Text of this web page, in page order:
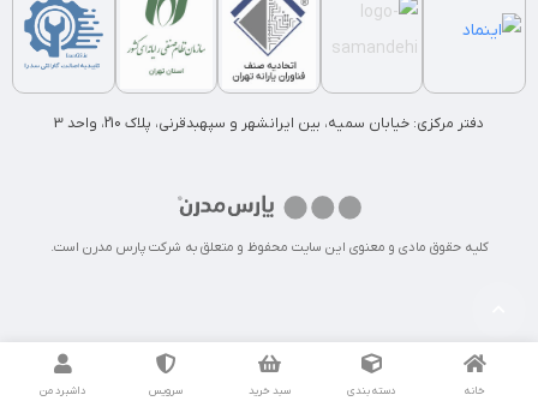
دفتر مرکزی: خیابان سمیه، بین ایرانشهر و سپهبدقرنی، پلاک 210، واحد 3
کلیه حقوق مادی و معنوی این سایت محفوظ و متعلق به شرکت پارس مدرن است.
خانه دسته بندی سبد خرید سرویس داشبرد من